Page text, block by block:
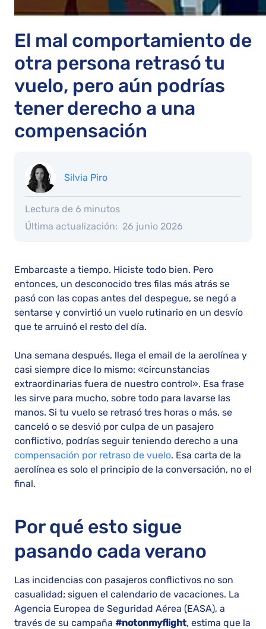
El mal comportamiento de
otra persona retrasó tu
vuelo, pero aún podrías
tener derecho a una
compensación
Silvia Piro
Lectura de 6 minutos
Última actualización: 26 junio 2026
Embarcaste a tiempo. Hiciste todo bien. Pero
entonces, un desconocido tres filas más atrás se
pasó con las copas antes del despegue, se negó a
sentarse y convirtió un vuelo rutinario en un desvío
que te arruinó el resto del día.
Una semana después, llega el email de la aerolínea y
casi siempre dice lo mismo: «circunstancias
extraordinarias fuera de nuestro control». Esa frase
les sirve para mucho, sobre todo para lavarse las
manos. Si tu vuelo se retrasó tres horas o más, se
canceló o se desvió por culpa de un pasajero
conflictivo, podrías seguir teniendo derecho a una
compensación por retraso de vuelo. Esa carta de la
aerolínea es solo el principio de la conversación, no el
final.
Por qué esto sigue
pasando cada verano
Las incidencias con pasajeros conflictivos no son
casualidad; siguen el calendario de vacaciones. La
Agencia Europea de Seguridad Aérea (EASA), a
través de su campaña #notonmyflight, estima que la